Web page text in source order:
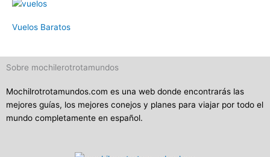
Vuelos Baratos
Sobre mochilerotrotamundos
Mochilrotrotamundos.com es una web donde encontrarás las
mejores guías, los mejores conejos y planes para viajar por todo el
mundo completamente en español.